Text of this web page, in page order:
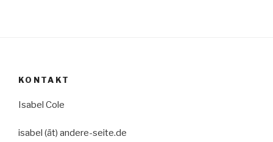
KONTAKT
Isabel Cole
isabel (ät) andere-seite.de